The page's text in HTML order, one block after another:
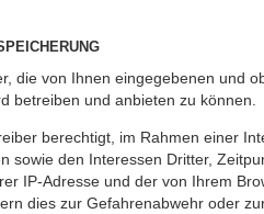
die von Ihnen eingegebenen und
betreiben und anbieten zu können.
berechtigt, im Rahmen einer
sowie den Interessen Dritter,
IP-Adresse und der von Ihrem
dies zur Gefahrenabwehr oder